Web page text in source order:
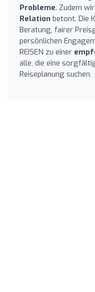
Probleme. Zudem
Relation betont. Die
Beratung, fairer
persönlichen
REISEN zu einer
alle, die eine
Reiseplanung suchen.